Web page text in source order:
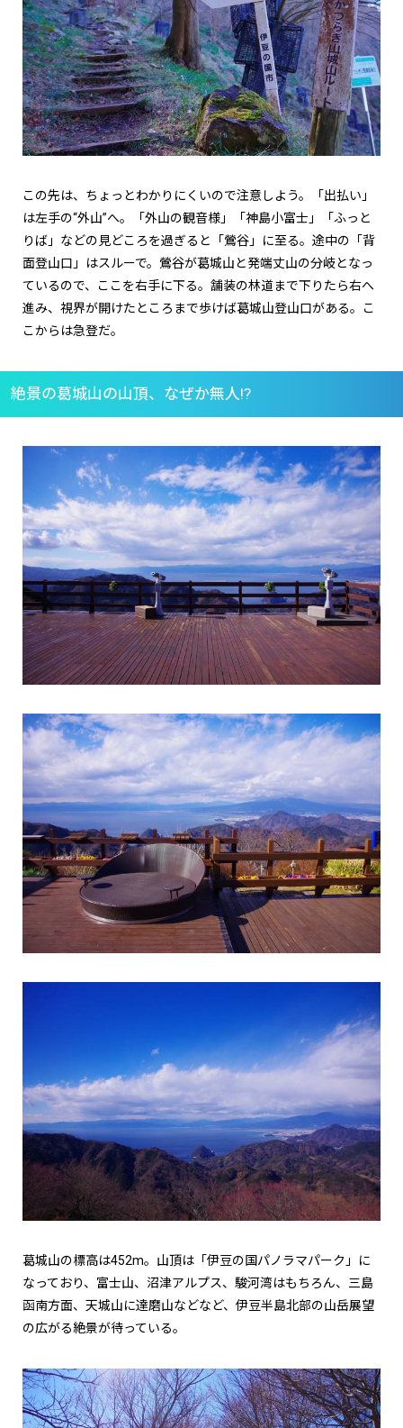
この先は、ちょっとわかりにくいので注意しよう。「出払い」
は左手の“外山”へ。「外山の観音様」「神島小富士」「ふっと
りば」などの見どころを過ぎると「鶯谷」に至る。途中の「背
面登山口」はスルーで。鶯谷が葛城山と発端丈山の分岐となっ
ているので、ここを右手に下る。舗装の林道まで下りたら右へ
進み、視界が開けたところまで歩けば葛城山登山口がある。こ
こからは急登だ。
絶景の葛城山の山頂、なぜか無人!?
葛城山の標高は452m。山頂は「伊豆の国パノラマパーク」に
なっており、富士山、沼津アルプス、駿河湾はもちろん、三島
函南方面、天城山に達磨山などなど、伊豆半島北部の山岳展望
の広がる絶景が待っている。